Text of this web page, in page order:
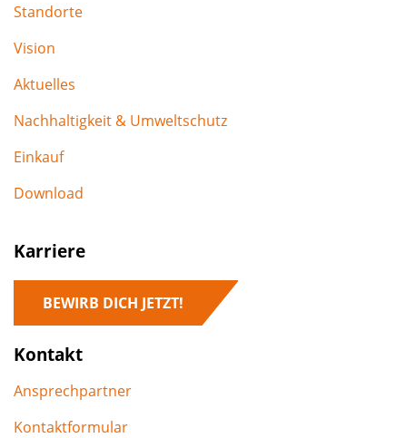
Standorte
Vision
Aktuelles
Nachhaltigkeit & Umweltschutz
Einkauf
Download
Karriere
BEWIRB DICH JETZT!
Kontakt
Ansprechpartner
Kontaktformular